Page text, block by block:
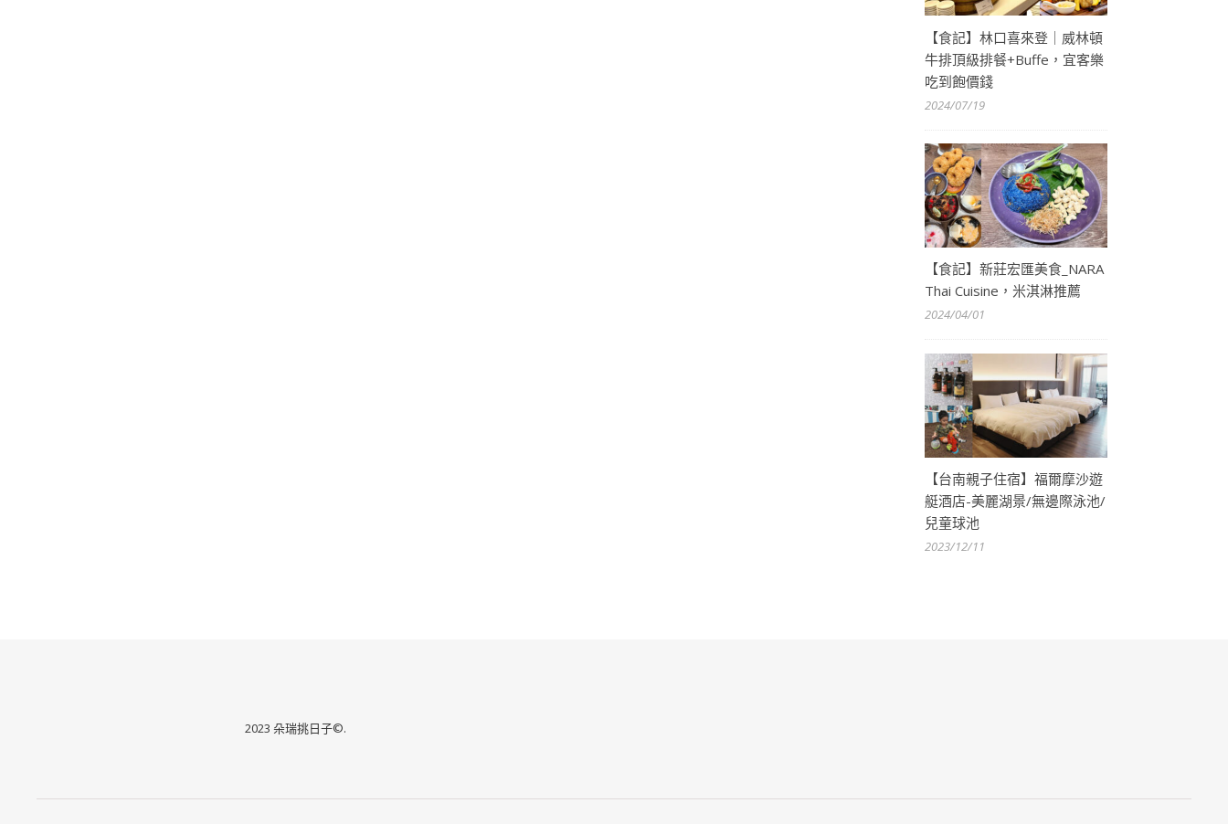
【食記】林口喜來登｜威林頓
牛排頂級排餐+Buffe，宜客樂
吃到飽價錢
2024/07/19
【食記】新莊宏匯美食_NARA
Thai Cuisine，米淇淋推薦
2024/04/01
【台南親子住宿】福爾摩沙遊
艇酒店-美麗湖景/無邊際泳池/
兒童球池
2023/12/11
2023 朵瑞挑日子©.